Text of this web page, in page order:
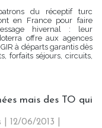
du réceptif turc
en France pour faire
hivernal : leur
offre aux agences
à départs garantis dès
forfaits séjours, circuits,
mais des TO qui
| 12/06/2013